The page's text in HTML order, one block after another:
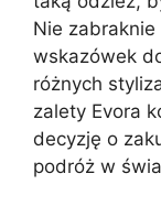
Nie
wskazówek
różnych
zalety Evora
decyzję o
podróż w